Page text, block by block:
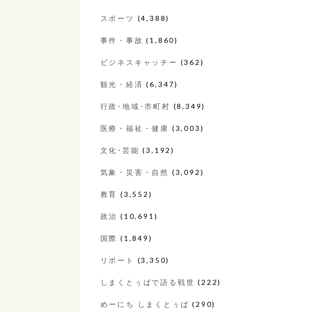
スポーツ (4,388)
事件・事故 (1,860)
ビジネスキャッチー (362)
観光・経済 (6,347)
行政･地域･市町村 (8,349)
医療・福祉・健康 (3,003)
文化･芸能 (3,192)
気象・災害・自然 (3,092)
教育 (3,552)
政治 (10,691)
国際 (1,849)
リポート (3,350)
しまくとぅばで語る戦世 (222)
めーにち しまくとぅば (290)